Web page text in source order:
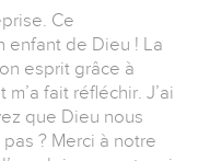
Ce
enfant de Dieu ! La
esprit grâce à
fait réfléchir. J’ai
que Dieu nous
? Merci à notre